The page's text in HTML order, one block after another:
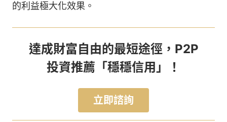
的利益極大化效果。
達成財富自由的最短途徑，P2P
投資推薦「穩穩信用」！
立即諮詢